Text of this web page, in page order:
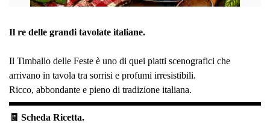
Il re delle grandi tavolate italiane.
Il Timballo delle Feste è uno di quei piatti scenografici che
arrivano in tavola tra sorrisi e profumi irresistibili.
Ricco, abbondante e pieno di tradizione italiana.
🧾 Scheda Ricetta.